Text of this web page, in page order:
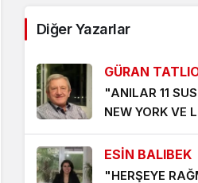
ARTMAZ
CANIM PETROL’ ŞARKISI
7 gün önce
1 hafta önce
Diğer Yazarlar
GÜRAN
"ANILAR 11
NEW YORK VE
ESİN BALIBEK
"HERŞEYE